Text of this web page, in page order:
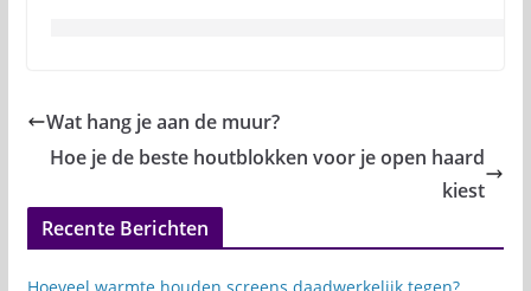
Wat hang je aan de muur?
Hoe je de beste houtblokken voor je open haard
kiest
Recente Berichten